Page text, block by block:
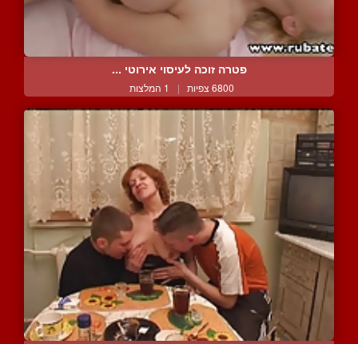
פטרה זוכה לעיסוי אירוטי ...
6800 צפיות | 1 המלצות